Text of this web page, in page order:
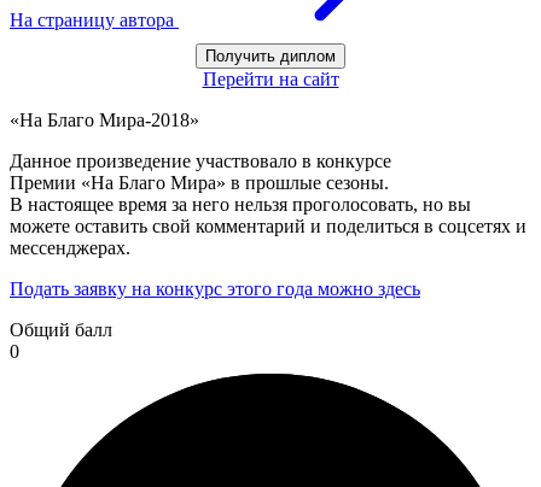
На страницу автора
Получить диплом
Перейти на сайт
«На Благо Мира-2018»
Данное произведение участвовало в конкурсе
Премии «На Благо Мира» в прошлые сезоны.
В настоящее время за него нельзя проголосовать, но вы
можете оставить свой комментарий и поделиться в соцсетях и
мессенджерах.
Подать заявку на конкурс этого года можно здесь
Общий балл
0